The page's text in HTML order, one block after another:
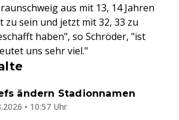
aus mit 13, 14 Jahren
sein und jetzt mit 32, 33 zu
haben", so Schröder, "ist
uns sehr viel."
ändern Stadionnamen
• 10:57 Uhr